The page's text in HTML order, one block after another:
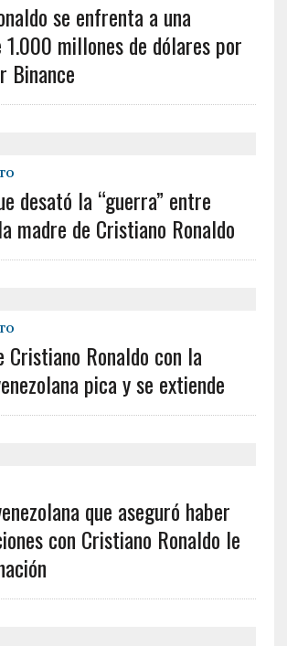
se enfrenta a una
1.000 millones de dólares por
Binance
desató la “guerra” entre
madre de Cristiano Ronaldo
Cristiano Ronaldo con la
pica y se extiende
que aseguró haber
con Cristiano Ronaldo le